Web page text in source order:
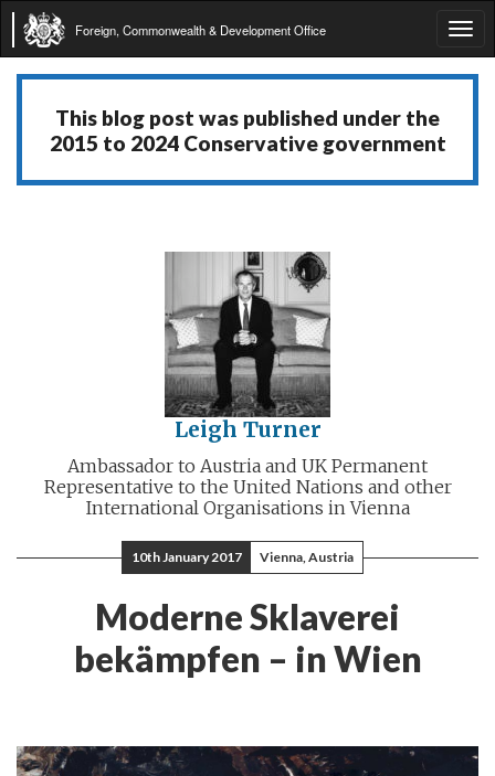
Foreign, Commonwealth & Development Office
This blog post was published under the
2015 to 2024 Conservative government
Leigh Turner
Ambassador to Austria and UK Permanent
Representative to the United Nations and other
International Organisations in Vienna
10th January 2017 Vienna, Austria
Moderne Sklaverei
bekämpfen – in Wien